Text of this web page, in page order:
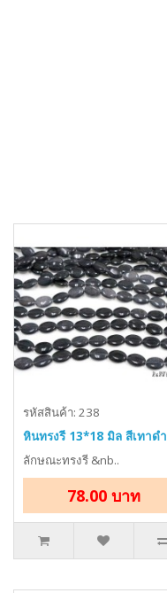
รหัสสินค้า: 238
หินทรงรี 13*18 มิล สีเทาดำ
ลักษณะทรงรี &nb..
78.00 บาท